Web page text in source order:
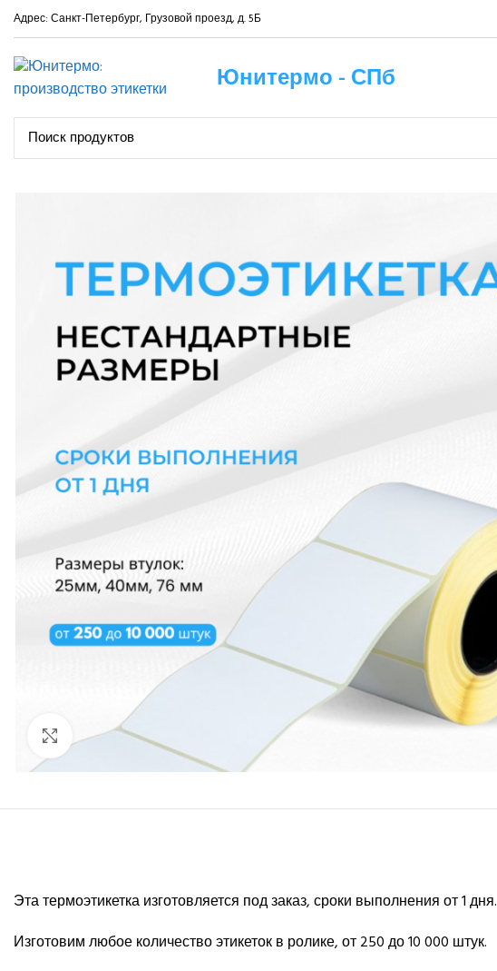
Адрес: Санкт-Петербург, Грузовой проезд, д. 5Б
Юнитермо - СПб
Нажмите, чтобы увеличить
Эта термоэтикетка изготовляется под заказ, сроки выполнения от 1 дня.
Изготовим любое количество этикеток в ролике, от 250 до 10 000 штук.